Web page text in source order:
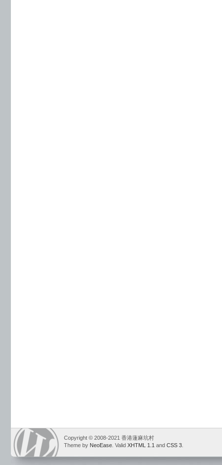
Copyright © 2008-2021 香港蓮麻坑村
Theme by NeoEase . Valid XHTML 1.1 and CSS 3